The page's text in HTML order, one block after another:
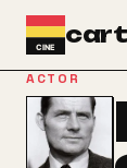
Ir al contenido
ACTOR